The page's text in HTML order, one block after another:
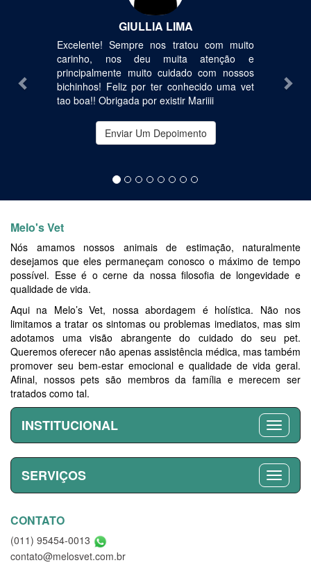
GIULLIA LIMA
Excelente! Sempre nos tratou com muito
carinho, nos deu muita atenção e
principalmente muito cuidado com nossos
bichinhos! Feliz por ter conhecido uma vet
tao boa!! Obrigada por existir Mariiii
Enviar Um Depoimento
Melo's Vet
Nós amamos nossos animais de estimação, naturalmente
desejamos que eles permaneçam conosco o máximo de tempo
possível. Esse é o cerne da nossa filosofia de longevidade e
qualidade de vida.
Aqui na Melo’s Vet, nossa abordagem é holística. Não nos
limitamos a tratar os sintomas ou problemas imediatos, mas sim
adotamos uma visão abrangente do cuidado do seu pet.
Queremos oferecer não apenas assistência médica, mas também
promover seu bem-estar emocional e qualidade de vida geral.
Afinal, nossos pets são membros da família e merecem ser
tratados como tal.
INSTITUCIONAL
SERVIÇOS
CONTATO
(011) 95454-0013
contato@melosvet.com.br